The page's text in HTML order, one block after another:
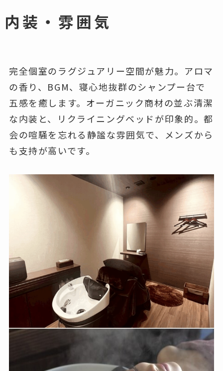
内装・雰囲気
完全個室のラグジュアリー空間が魅力。アロマ
の香り、BGM、寝心地抜群のシャンプー台で
五感を癒します。オーガニック商材の並ぶ清潔
な内装と、リクライニングベッドが印象的。都
会の喧騒を忘れる静謐な雰囲気で、メンズから
も支持が高いです。